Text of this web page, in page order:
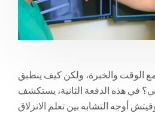
الوقت والخبرة، ولكن كيف ينطبق
في هذه الدفعة الثانية، يستكشف
أوجه التشابه بين تعلم الانزلاق